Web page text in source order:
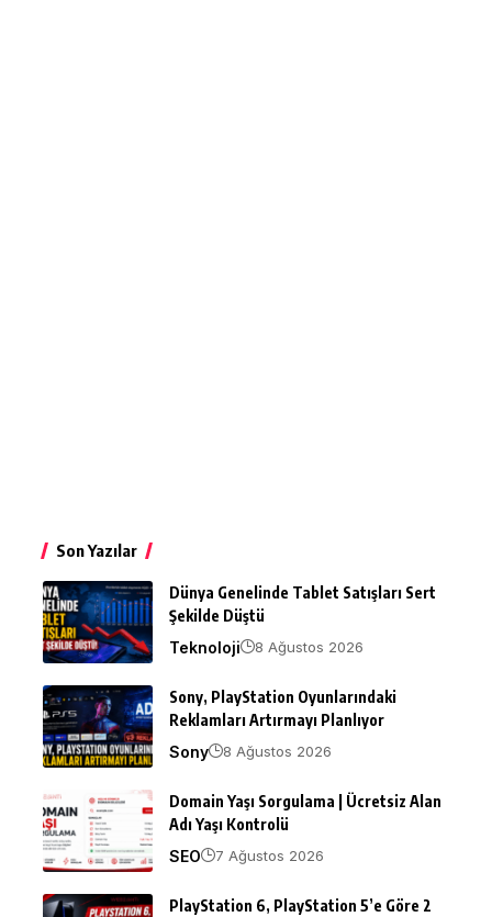
Son Yazılar
Dünya Genelinde Tablet Satışları Sert
Şekilde Düştü
Teknoloji
8 Ağustos 2026
Sony, PlayStation Oyunlarındaki
Reklamları Artırmayı Planlıyor
Sony
8 Ağustos 2026
Domain Yaşı Sorgulama | Ücretsiz Alan
Adı Yaşı Kontrolü
SEO
7 Ağustos 2026
PlayStation 6, PlayStation 5’e Göre 2